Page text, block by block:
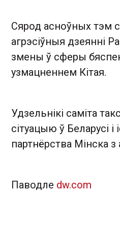
Сярод асноўных тэм
агрэсіўныя дзеянні
змены ў сферы
узмацненнем Кітая.
Удзельнікі саміта
сітуацыю ў Беларусі
партнёрства Мінска
Паводле dw.com